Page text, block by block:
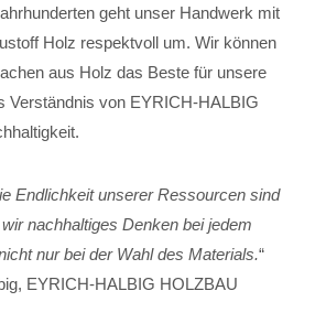
geht unser Handwerk mit
Holz respektvoll um. Wir können
aus Holz das Beste für unsere
Verständnis von EYRICH-HALBIG
Endlichkeit unserer Ressourcen sind
nachhaltiges Denken bei jedem
nur bei der Wahl des Materials.“
EYRICH-HALBIG HOLZBAU